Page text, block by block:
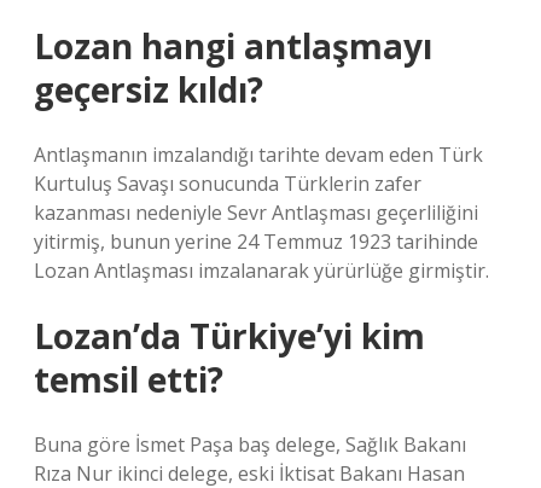
Lozan hangi antlaşmayı
geçersiz kıldı?
Antlaşmanın imzalandığı tarihte devam eden Türk
Kurtuluş Savaşı sonucunda Türklerin zafer
kazanması nedeniyle Sevr Antlaşması geçerliliğini
yitirmiş, bunun yerine 24 Temmuz 1923 tarihinde
Lozan Antlaşması imzalanarak yürürlüğe girmiştir.
Lozan’da Türkiye’yi kim
temsil etti?
Buna göre İsmet Paşa baş delege, Sağlık Bakanı
Rıza Nur ikinci delege, eski İktisat Bakanı Hasan